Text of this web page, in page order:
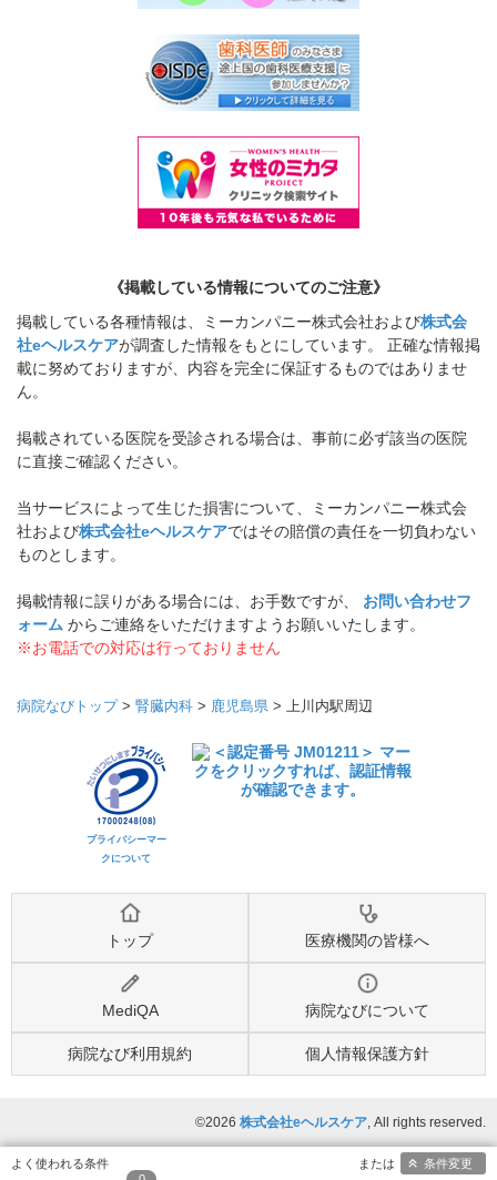
《掲載している情報についてのご注意》
掲載している各種情報は、ミーカンパニー株式会社および株式会
社eヘルスケアが調査した情報をもとにしています。 正確な情報掲
載に努めておりますが、内容を完全に保証するものではありませ
ん。
掲載されている医院を受診される場合は、事前に必ず該当の医院
に直接ご確認ください。
当サービスによって生じた損害について、ミーカンパニー株式会
社および株式会社eヘルスケアではその賠償の責任を一切負わない
ものとします。
掲載情報に誤りがある場合には、お手数ですが、 お問い合わせフ
ォーム からご連絡をいただけますようお願いいたします。
※お電話での対応は行っておりません
病院なびトップ> 腎臓内科 > 鹿児島県 > 上川内駅周辺
プライバシーマー
クについて
トップ 医療機関の皆様へ
MediQA 病院なびについて
病院なび利用規約 個人情報保護方針
©2026 株式会社eヘルスケア, All rights reserved.
条件変更